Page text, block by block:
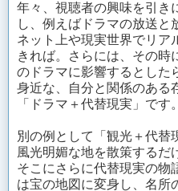
年々、視聴者の興味を引き
し、例えばドラマの放送と
ネット上や現実世界でリア
きれば。さらには、その時
のドラマに影響するとした
身近な、自分と関係のある
「ドラマ＋代替現実」です。
別の例として「観光＋代替
風光明媚な地を散策するだ
そこにさらに代替現実の物
は宝の地図に変身し、名所